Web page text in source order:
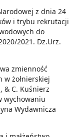
z dnia 24
i trybu rekrutacji
do
2021. Dz.Urz.
zmienność
w żołnierskiej
& C. Kuśnierz
wychowaniu
Wydawnicza